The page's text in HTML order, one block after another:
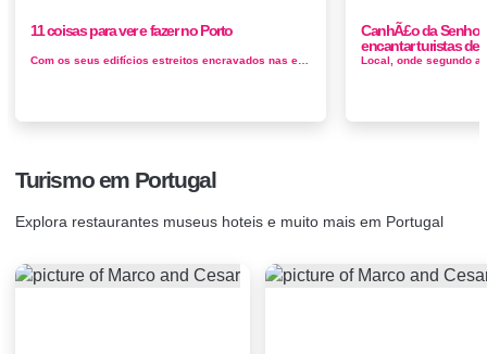
11 coisas para ver e fazer no Porto
CanhÃ£o da
encantar turistas de
Turismo em Portugal
Explora restaurantes museus hoteis e muito mais em Portugal